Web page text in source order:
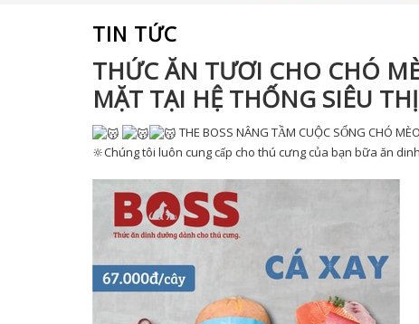
TIN TỨC
THỨC ĂN TƯƠI CHO CHÓ
MẶT TẠI HỆ THỐNG SIÊU
THE BOSS NÂNG TẦM CUỘC SỐNG CHÓ
🔆Chúng tôi luôn cung cấp cho thú cưng của bạn bữa ăn